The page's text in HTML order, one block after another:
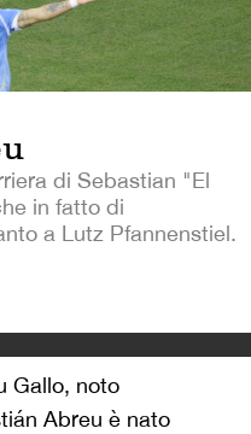
di Sebastian "El
in fatto di
a Lutz Pfannenstiel.
Gallo, noto
Abreu è nato